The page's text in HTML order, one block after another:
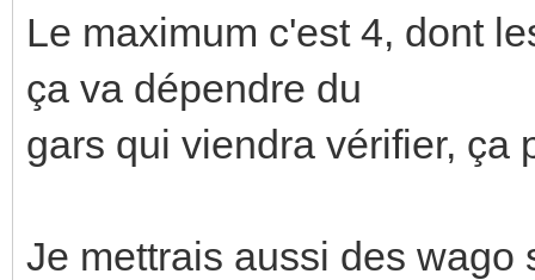
Le maximum c'est 4, dont
ça va dépendre du
gars qui viendra vérifier, ça
Je mettrais aussi des wago